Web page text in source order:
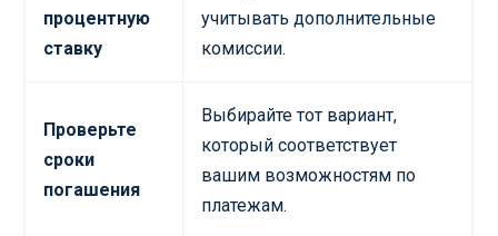
процентную
ставку
учитывать дополнительные
комиссии.
Проверьте
сроки
погашения
Выбирайте тот вариант,
который соответствует
вашим возможностям по
платежам.